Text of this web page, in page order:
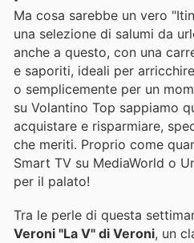
Ma cosa sarebbe un vero
una selezione di salumi da
anche a questo, con una
e saporiti, ideali per
o semplicemente per un
su Volantino Top sappiamo
acquistare e risparmiare,
che meriti. Proprio come
Smart TV su MediaWorld o
per il palato!
Tra le perle di questa
Veroni "La V" di Veroni, un